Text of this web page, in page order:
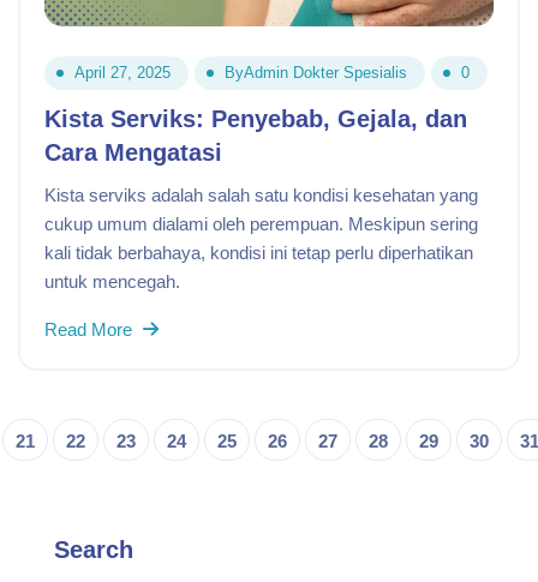
April 27, 2025 ByAdmin Dokter Spesialis 0
Kista Serviks: Penyebab, Gejala, dan
Cara Mengatasi
Kista serviks adalah salah satu kondisi kesehatan yang
cukup umum dialami oleh perempuan. Meskipun sering
kali tidak berbahaya, kondisi ini tetap perlu diperhatikan
untuk mencegah.
Read More
21 22 23 24 25 26 27 28 29 30 31
Search